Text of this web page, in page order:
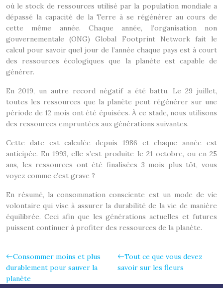
où le stock de ressources utilisé par la population mondiale a
dépassé la capacité de la Terre à se régénérer au cours de
cette même année. Chaque année, l’organisation non
gouvernementale (ONG) Global Footprint Network fait le
calcul pour savoir quel jour de l’année chaque pays est à court
des ressources écologiques que la planète est capable de
générer.
En 2019, un autre record négatif a été battu. Le 29 juillet,
toutes les ressources que la planète peut régénérer sur une
période de 12 mois ont été épuisées. À ce stade, nous utilisons
des ressources empruntées aux générations suivantes.
Cette date est calculée depuis 1986 et chaque année est
anticipée. En 1993, elle s’est produite le 21 octobre, ou en 25
ans, les ressources ont été finalisées 3 mois plus tôt, vous
voyez comme c’est grave ?
En résumé, la consommation consciente est un mode de vie
volontaire qui vise à assurer la durabilité de la vie de manière
équilibrée. Ceci afin que les générations actuelles et futures
puissent continuer à profiter des ressources de la planète.
Consommer moins et plus
durablement pour sauver la
planète
Tout ce que vous devez
savoir sur les fleurs